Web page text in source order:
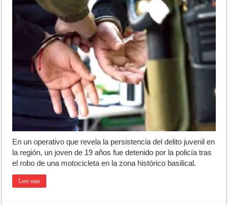
En un operativo que revela la persistencia del delito juvenil en
la región, un joven de 19 años fue detenido por la policía tras
el robo de una motocicleta en la zona histórico basilical.
Leer mas